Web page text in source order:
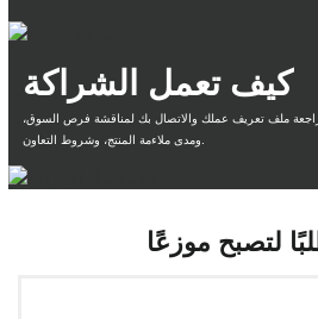
كيف تعمل الشراكة
ملف تعريف عملك والاتصال بك لمناقشة فرص السوق،
لتصبح موزعًا